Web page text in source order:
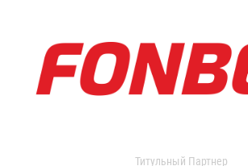
Титульный Партнер